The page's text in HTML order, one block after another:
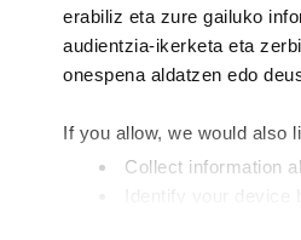
erabiliz eta zure gailuko
audientzia-ikerketa eta
onespena aldatzen edo
If you allow, we would also
Collect information